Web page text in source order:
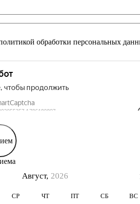
обработки персональных
Август, 2026
СР ЧТ ПТ СБ ВС